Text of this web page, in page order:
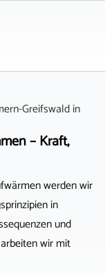
Greifswaldin
– Kraft,
werden wir
in
und
wir mit